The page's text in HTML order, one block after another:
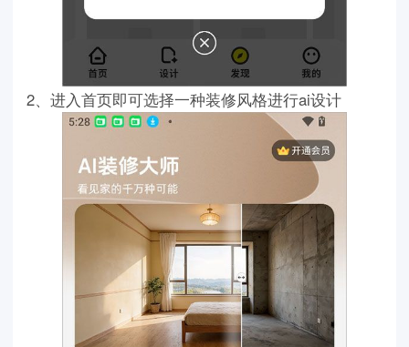
2、进入首页即可选择一种装修风格进行ai设计